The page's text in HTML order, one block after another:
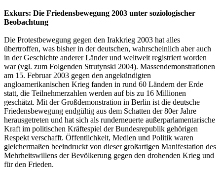
Exkurs: Die Friedensbewegung 2003 unter soziologischer
Beobachtung
Die Protestbewegung gegen den Irakkrieg 2003 hat alles
übertroffen, was bisher in der deutschen, wahrscheinlich aber auch
in der Geschichte anderer Länder und weltweit registriert worden
war (vgl. zum Folgenden Strutynski 2004). Massendemonstrationen
am 15. Februar 2003 gegen den angekündigten
angloamerikanischen Krieg fanden in rund 60 Ländern der Erde
statt, die Teilnehmerzahlen werden auf bis zu 16 Millionen
geschätzt. Mit der Großdemonstration in Berlin ist die deutsche
Friedensbewegung endgültig aus dem Schatten der 80er Jahre
herausgetreten und hat sich als runderneuerte außerparlamentarische
Kraft im politischen Kräftespiel der Bundesrepublik gehörigen
Respekt verschafft. Öffentlichkeit, Medien und Politik waren
gleichermaßen beeindruckt von dieser großartigen Manifestation des
Mehrheitswillens der Bevölkerung gegen den drohenden Krieg und
für den Frieden.